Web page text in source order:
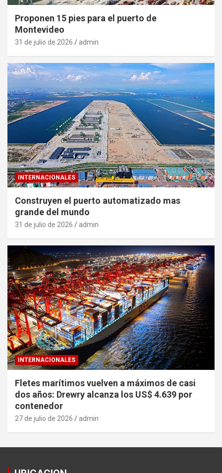
Proponen 15 pies para el puerto de
Montevideo
31 de julio de 2026 admin
INTERNACIONALES
Construyen el puerto automatizado mas
grande del mundo
31 de julio de 2026 admin
INTERNACIONALES
Fletes marítimos vuelven a máximos de casi
dos años: Drewry alcanza los US$ 4.639 por
contenedor
27 de julio de 2026 admin